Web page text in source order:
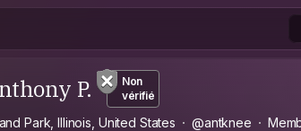
P.
Non
vérifié
Park, Illinois, United States @antknee